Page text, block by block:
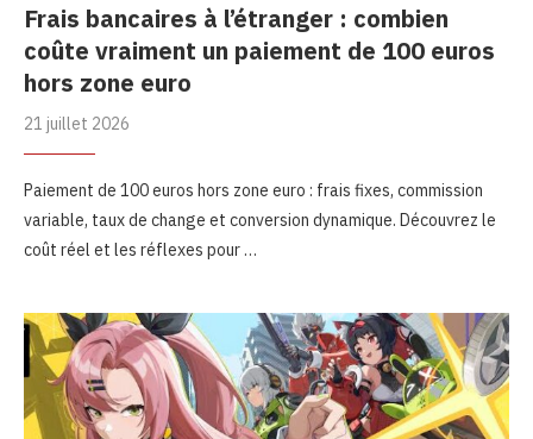
Frais bancaires à l’étranger : combien
coûte vraiment un paiement de 100 euros
hors zone euro
21 juillet 2026
Paiement de 100 euros hors zone euro : frais fixes, commission
variable, taux de change et conversion dynamique. Découvrez le
coût réel et les réflexes pour …